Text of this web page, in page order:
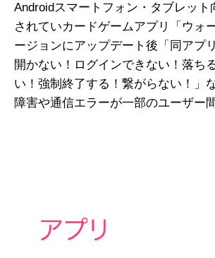
Androidスマートフォン・タブレット
されていカードゲームアプリ「ウォ
ージョンにアップデート後「同アプ
開かない！ログインできない！落ち
い！強制終了する！繋がらない！」
障害や通信エラーが一部のユーザー